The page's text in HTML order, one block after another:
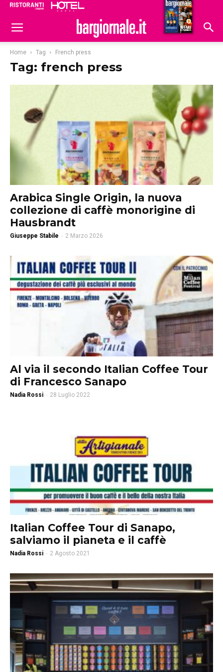
Hoteldomani
Home Tag French press
Tag: french press
Arabica Single Origin, la nuova
collezione di caffè monorigine di
Hausbrandt
Giuseppe Stabile - 2 Marzo 2026
Al via il secondo Italian Coffee Tour
di Francesco Sanapo
Nadia Rossi - 28 Luglio 2022
Italian Coffee Tour di Sanapo,
salviamo il pianeta e il caffè
Nadia Rossi - 2 Agosto 2021